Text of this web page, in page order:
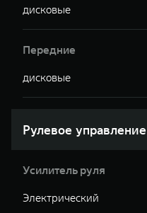
дисковые
Передние
дисковые
Рулевое управление
Усилитель руля
Электрический